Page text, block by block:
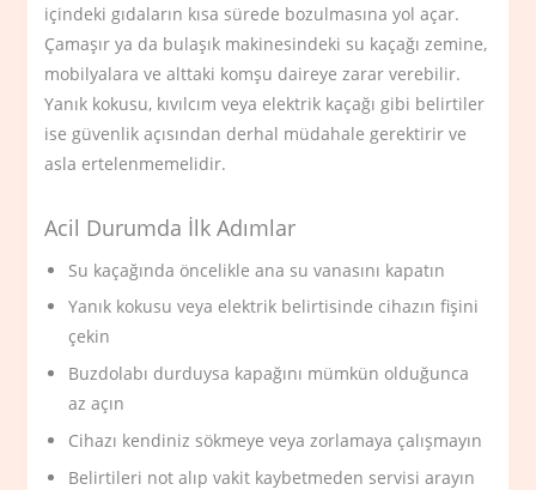
içindeki gıdaların kısa sürede bozulmasına yol açar.
Çamaşır ya da bulaşık makinesindeki su kaçağı zemine,
mobilyalara ve alttaki komşu daireye zarar verebilir.
Yanık kokusu, kıvılcım veya elektrik kaçağı gibi belirtiler
ise güvenlik açısından derhal müdahale gerektirir ve
asla ertelenmemelidir.
Acil Durumda İlk Adımlar
Su kaçağında öncelikle ana su vanasını kapatın
Yanık kokusu veya elektrik belirtisinde cihazın fişini
çekin
Buzdolabı durduysa kapağını mümkün olduğunca
az açın
Cihazı kendiniz sökmeye veya zorlamaya çalışmayın
Belirtileri not alıp vakit kaybetmeden servisi arayın